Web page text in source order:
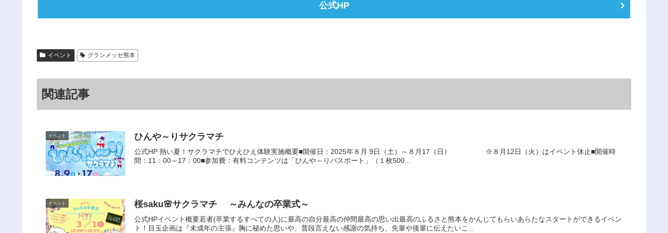
公式HP
イベント グランメッセ熊本
関連記事
イベント ひんや～りサクラマチ
公式HP 熱い夏！サクラマチでひえひえ体験実施概要■開催日：2025年８月 9日（土）～８月17（日） ※８月12日（火）はイベント休止■開催時
間：11：00～17：00■参加費：有料コンテンツは「ひんや～りパスポート」（１枚500...
イベント 桜saku🌸サクラマチ ～みんなの卒業式～
公式HPイベント概要若者(卒業するすべての人)に最高の自分最高の仲間最高の思い出最高のふるさと熊本をかんじてもらいあらたなスタートができるイベン
ト！目玉企画は『未成年の主張』胸に秘めた思いや、普段言えない感謝の気持ち、先輩や後輩に伝えたいこ...